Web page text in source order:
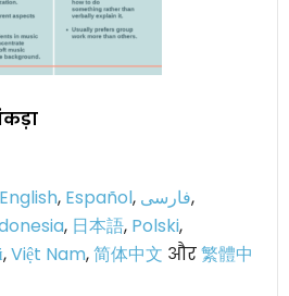
English, Español, فارسی,
, 日本語, Polski,
,Việt Nam,简体中文 और繁體中